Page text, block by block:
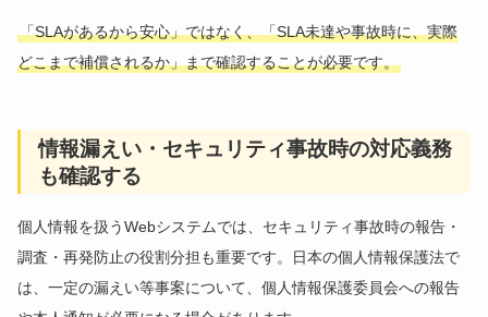
「SLAがあるから安心」ではなく、「SLA未達や事故時に、実際
どこまで補償されるか」まで確認することが必要です。
情報漏えい・セキュリティ事故時の対応義務
も確認する
個人情報を扱うWebシステムでは、セキュリティ事故時の報告・
調査・再発防止の役割分担も重要です。日本の個人情報保護法で
は、一定の漏えい等事案について、個人情報保護委員会への報告